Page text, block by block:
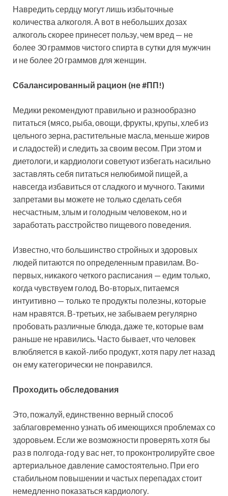
Навредить сердцу могут лишь избыточные
количества алкоголя. А вот в небольших дозах
алкоголь скорее принесет пользу, чем вред — не
более 30 граммов чистого спирта в сутки для мужчин
и не более 20 граммов для женщин.
Сбалансированный рацион (не #ПП!)
Медики рекомендуют правильно и разнообразно
питаться (мясо, рыба, овощи, фрукты, крупы, хлеб из
цельного зерна, растительные масла, меньше жиров
и сладостей) и следить за своим весом. При этом и
диетологи, и кардиологи советуют избегать насильно
заставлять себя питаться нелюбимой пищей, а
навсегда избавиться от сладкого и мучного. Такими
запретами вы можете не только сделать себя
несчастным, злым и голодным человеком, но и
заработать расстройство пищевого поведения.
Известно, что большинство стройных и здоровых
людей питаются по определенным правилам. Во-
первых, никакого четкого расписания — едим только,
когда чувствуем голод. Во-вторых, питаемся
интуитивно — только те продукты полезны, которые
нам нравятся. В-третьих, не забываем регулярно
пробовать различные блюда, даже те, которые вам
раньше не нравились. Часто бывает, что человек
влюбляется в какой-либо продукт, хотя пару лет назад
он ему категорически не понравился.
Проходить обследования
Это, пожалуй, единственно верный способ
заблаговременно узнать об имеющихся проблемах со
здоровьем. Если же возможности проверять хотя бы
раз в полгода-год у вас нет, то проконтролируйте свое
артериальное давление самостоятельно. При его
стабильном повышении и частых перепадах стоит
немедленно показаться кардиологу.